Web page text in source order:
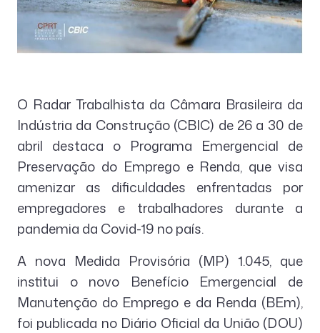
O Radar Trabalhista da Câmara Brasileira da
Indústria da Construção (CBIC) de 26 a 30 de
abril destaca o Programa Emergencial de
Preservação do Emprego e Renda, que visa
amenizar as dificuldades enfrentadas por
empregadores e trabalhadores durante a
pandemia da Covid-19 no país.
A nova Medida Provisória (MP) 1.045, que
institui o novo Benefício Emergencial de
Manutenção do Emprego e da Renda (BEm),
foi publicada no Diário Oficial da União (DOU)